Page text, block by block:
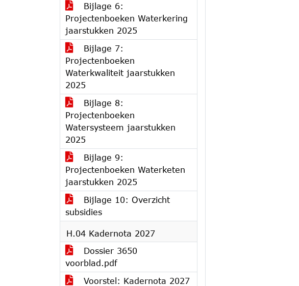
Bijlage 6:
Projectenboeken Waterkering
jaarstukken 2025
Bijlage 7:
Projectenboeken
Waterkwaliteit jaarstukken
2025
Bijlage 8:
Projectenboeken
Watersysteem jaarstukken
2025
Bijlage 9:
Projectenboeken Waterketen
jaarstukken 2025
Bijlage 10: Overzicht
subsidies
H.04 Kadernota 2027
Dossier 3650
voorblad.pdf
Voorstel: Kadernota 2027